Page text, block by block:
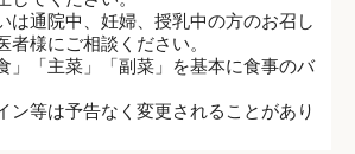
は通院中、妊婦、授乳中の方のお召し
者様にご相談ください。
」「主菜」「副菜」を基本に食事のバ
ン等は予告なく変更されることがあり